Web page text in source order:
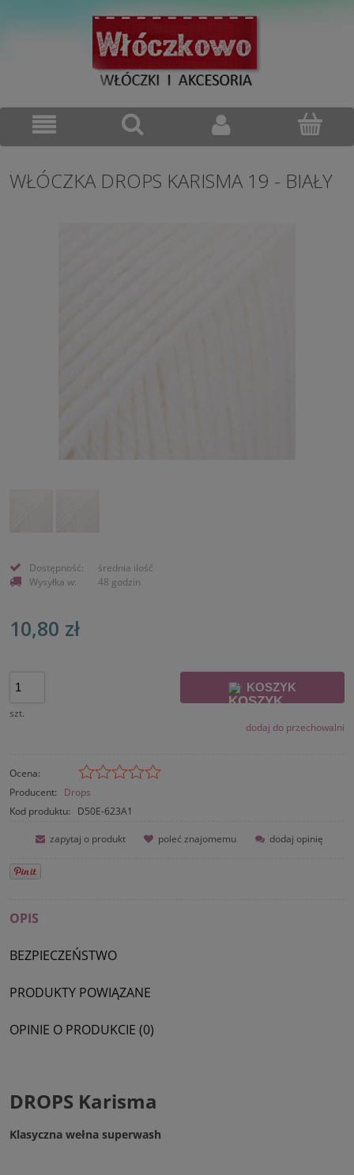
WŁÓCZKA DROPS KARISMA 19 - BIAŁY
Dostępność:
średnia ilość
Wysyłka w:
48 godzin
10,80 zł
szt.
KOSZYK
dodaj do przechowalni
Ocena:
Producent:
Drops
Kod produktu:
D50E-623A1
zapytaj o produkt poleć znajomemu dodaj opinię
OPIS
BEZPIECZEŃSTWO
PRODUKTY POWIĄZANE
OPINIE O PRODUKCIE (0)
DROPS Karisma
Klasyczna wełna superwash